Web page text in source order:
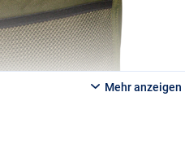
Mehr anzeigen